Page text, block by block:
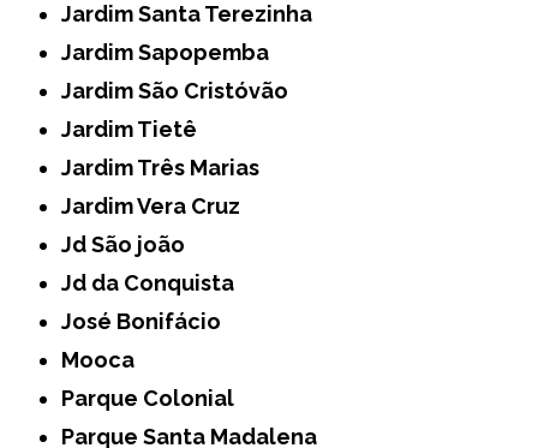
Jardim Santa Terezinha
Jardim Sapopemba
Jardim São Cristóvão
Jardim Tietê
Jardim Três Marias
Jardim Vera Cruz
Jd São joão
Jd da Conquista
José Bonifácio
Mooca
Parque Colonial
Parque Santa Madalena